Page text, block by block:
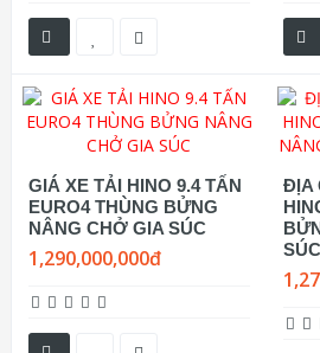
GIÁ XE TẢI HINO 9.4 TẤN
EURO4 THÙNG BỬNG
NÂNG CHỞ GIA SÚC
1,290,000,000đ
ĐỊA